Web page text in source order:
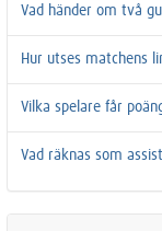
Vad händer om två
Hur utses matchens
Vilka spelare får
Vad räknas som